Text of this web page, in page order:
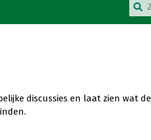
discussies en laat zien wat